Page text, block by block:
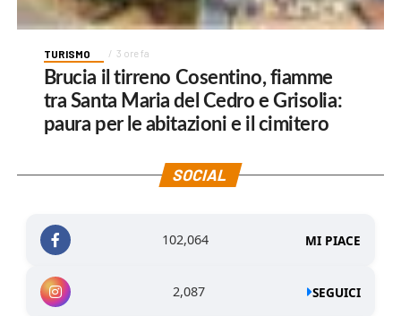
TURISMO 3 ore fa
Brucia il tirreno Cosentino, fiamme
tra Santa Maria del Cedro e Grisolia:
paura per le abitazioni e il cimitero
SOCIAL
102,064 MI PIACE
2,087 SEGUICI